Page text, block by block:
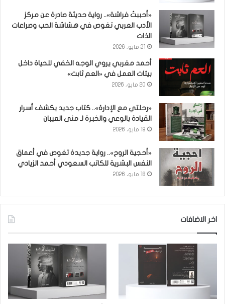
«أحببتُ فراشة».. رواية حديثة صادرة عن مركز
الأدب العربي تغوص في هشاشة الحب وصراعات
الذات
21 مايو، 2026
أحمد مغربي يروي الوجه الخفي للحياة داخل
بيئات العمل في «العم ثابت»
20 مايو، 2026
«رحلتي مع الإدارة».. كتاب جديد يكشف أسرار
القيادة بالوعي والخبرة لـ منى العيبان
19 مايو، 2026
«أحجية الروح».. رواية جديدة تغوص في أعماق
النفس البشرية للكاتب السعودي أحمد الزيادي
18 مايو، 2026
اخر الاضافات